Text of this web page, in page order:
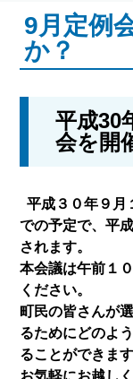
9月定例
か？
平成30
会を開
平成３０年９月
での予定で、平
されます。
本会議は午前１
ください。
町民の皆さんが
るためにどのよ
ることができます
お気軽にお越しく